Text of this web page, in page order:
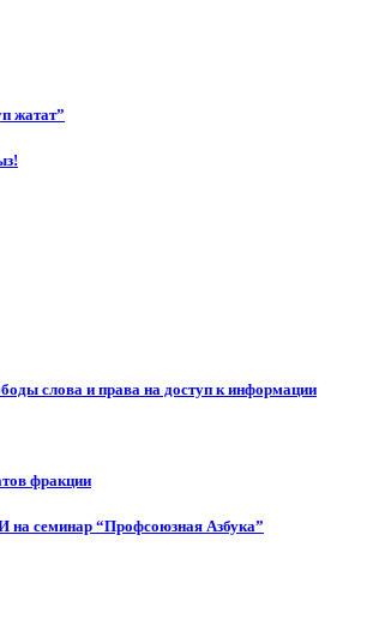
жатат”
слова и права на доступ к информации
фракции
семинар “Профсоюзная Азбука”